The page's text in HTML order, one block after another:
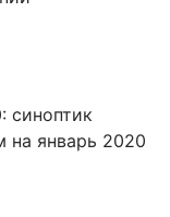
синоптик
на январь 2020